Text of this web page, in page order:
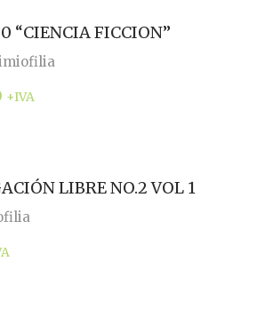
“CIENCIA FICCION”
+IVA
LIBRE NO.2 VOL 1